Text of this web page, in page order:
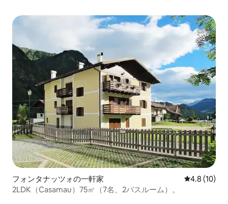
フォンタナッツォの一軒家 レビュー10
4.8 (10)
2LDK（Casamau）75㎡（7名、2バスルーム）。